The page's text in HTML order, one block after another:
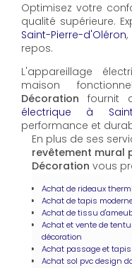
Optimisez votre
qualité supérieure.
Saint-Pierre-d'Oléron
repos.
L'appareillage
maison
Décoration fournit
électrique à Saint-
performance et
En plus de ses
revêtement mural
Décoration vous
Achat de rideaux
Achat de tapis
Achat de tissu
Achat et vente de
décoration
Achat passage et
Achat sol pvc design